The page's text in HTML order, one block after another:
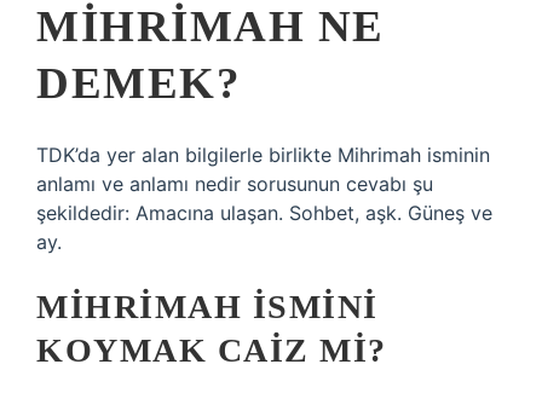
MIHRIMAH NE
DEMEK?
TDK’da yer alan bilgilerle birlikte Mihrimah isminin
anlamı ve anlamı nedir sorusunun cevabı şu
şekildedir: Amacına ulaşan. Sohbet, aşk. Güneş ve
ay.
MIHRIMAH ISMINI
KOYMAK CAIZ MI?